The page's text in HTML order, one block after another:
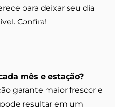
para deixar seu dia
Confira!
mês e estação?
garante maior frescor e
resultar em um